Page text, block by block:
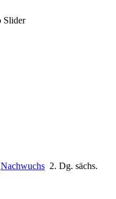
Nachwuchs 2. Dg. sächs.